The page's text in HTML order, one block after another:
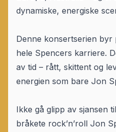
dynamiske, energiske
Denne konsertserien byr
hele Spencers karriere.
av tid – rått, skittent og
energien som bare Jon
Ikke gå glipp av sjansen
bråkete rock’n’roll Jon